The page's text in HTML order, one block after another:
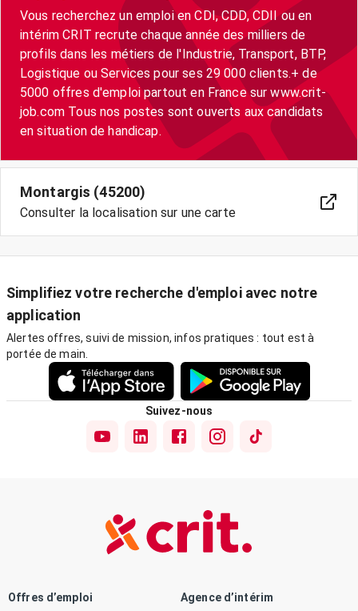
Vous recherchez un emploi en CDI, CDD, CDII ou en
intérim CRIT recrute chaque année des milliers de
profils dans les métiers de l'Industrie, Transport, BTP,
Logistique ou Services pour ses 29 000 clients.+ de
5000 offres d'emploi partout en France sur www.crit-
job.com Tous nos postes sont ouverts aux candidats
en situation de handicap.
Montargis (45200)
Consulter la localisation sur une carte
Simplifiez votre recherche d'emploi avec notre
application
Alertes offres, suivi de mission, infos pratiques : tout est à
portée de main.
Suivez-nous
Offres d’emploi Agence d’intérim